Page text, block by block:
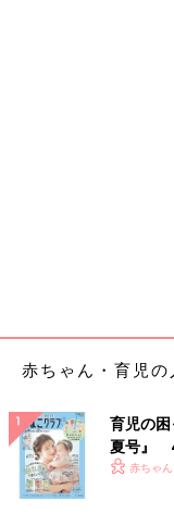
赤ちゃん・育児
育児の
夏号』
いっぱ
赤ちゃ